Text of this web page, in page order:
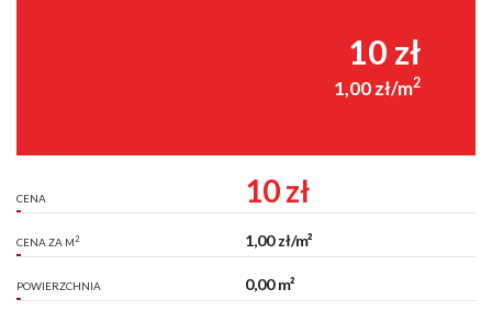
10 zł
1,00 zł/m2
CENA 10 zł
CENA ZA M2 1,00 zł/m²
POWIERZCHNIA 0,00 m²